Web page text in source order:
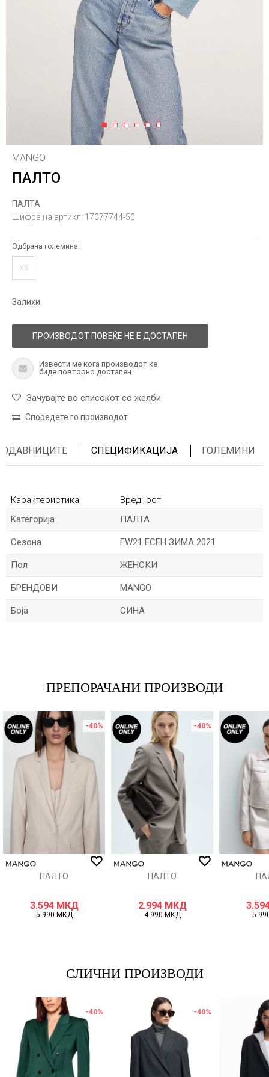
1 2 3 4 5 6
MANGO
ПАЛТО
ПАЛТА
Шифра на артикл: 17077744-50
Одбрана големина:
XS
Залихи
ПРОИЗВОДОТ ПОВЕЌЕ НЕ Е ДОСТАПЕН
Извести ме кога производот ќе
биде повторно достапен
Зачувајте во списокот со желби
Споредете го производот
СПЕЦИФИКАЦИЈА ГОЛЕМИНИ
Карактеристика
Вредност
Kатегорија
ПАЛТА
Сезона FW21 ЕСЕН ЗИМА 2021
Пол ЖЕНСКИ
БРЕНДОВИ MANGO
Боја СИНА
ИСПРАТИ
ПРЕПОРАЧАНИ ПРОИЗВОДИ
-40%
ПАЛТО
3.594 МКД
5.990МКД
-40%
ПАЛТО
2.994 МКД
4.990МКД
СЛИЧНИ ПРОИЗВОДИ
-40% -40%